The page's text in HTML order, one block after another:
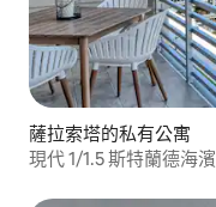
薩拉索塔的私有公寓
現代 1/1.5 斯特蘭德海濱